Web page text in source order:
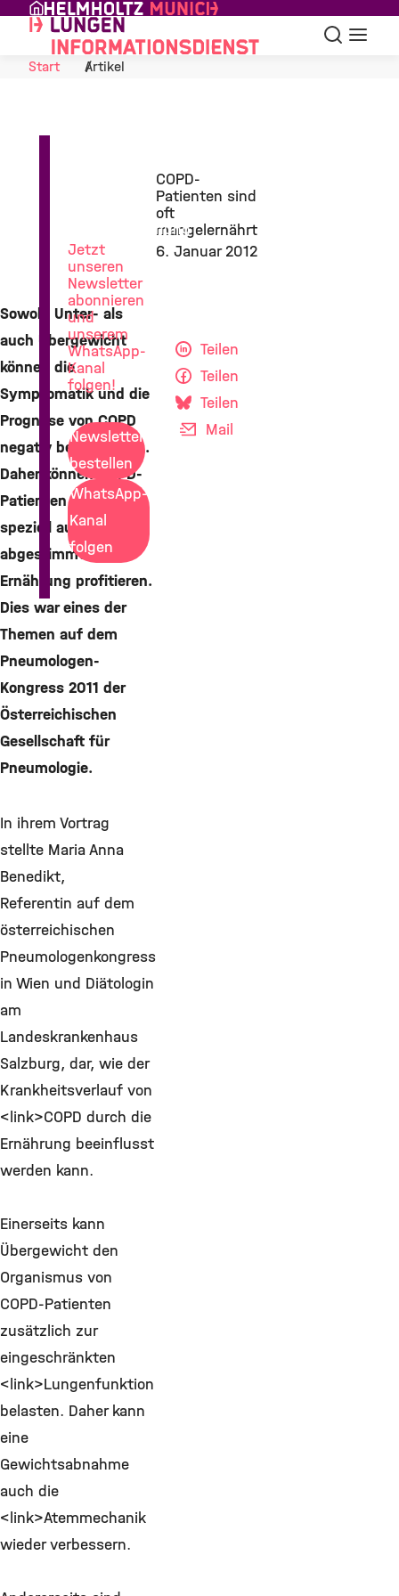
Skip to Content
Suche
Start
Artikel
COPD-
Patienten sind
oft
mangelernährt
6. Januar 2012
Sowohl Unter- als
auch Übergewicht
können die
Symptomatik und die
Prognose von COPD
negativ beeinflussen.
Daher können COPD-
Patienten von einer
speziell auf sie
abgestimmten
Ernährung profitieren.
Dies war eines der
Themen auf dem
Pneumologen-
Kongress 2011 der
Österreichischen
Gesellschaft für
Pneumologie.
In ihrem Vortrag
stellte Maria Anna
Benedikt,
Referentin auf dem
österreichischen
Pneumologenkongress
in Wien und Diätologin
am
Landeskrankenhaus
Salzburg, dar, wie der
Krankheitsverlauf von
<link>COPD durch die
Ernährung beeinflusst
werden kann.
Einerseits kann
Übergewicht den
Organismus von
COPD-Patienten
zusätzlich zur
eingeschränkten
<link>Lungenfunktion
belasten. Daher kann
eine
Gewichtsabnahme
auch die
<link>Atemmechanik
wieder verbessern.
Teilen
Teilen
Teilen
Mail
Lungenforschung
Jetzt
unseren
Newsletter
abonnieren
und
unserem
WhatsApp-
Kanal
folgen!
Newsletter
bestellen
WhatsApp-
Kanal
folgen